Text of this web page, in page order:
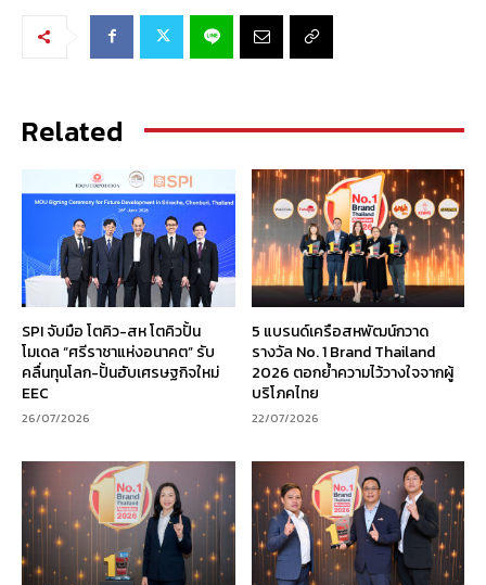
Related
SPI จับมือ โตคิว-สห โตคิวปั้น
โมเดล “ศรีราชาแห่งอนาคต” รับ
คลื่นทุนโลก-ปั้นฮับเศรษฐกิจใหม่
EEC
26/07/2026
5 แบรนด์เครือสหพัฒน์กวาด
รางวัล No. 1 Brand Thailand
2026 ตอกย้ำความไว้วางใจจากผู้
บริโภคไทย
22/07/2026